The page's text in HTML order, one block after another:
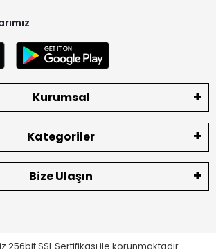
Kurumsal
Kategoriler
Bize Ulaşın
256bit SSL Sertifikası ile korunmaktadır.